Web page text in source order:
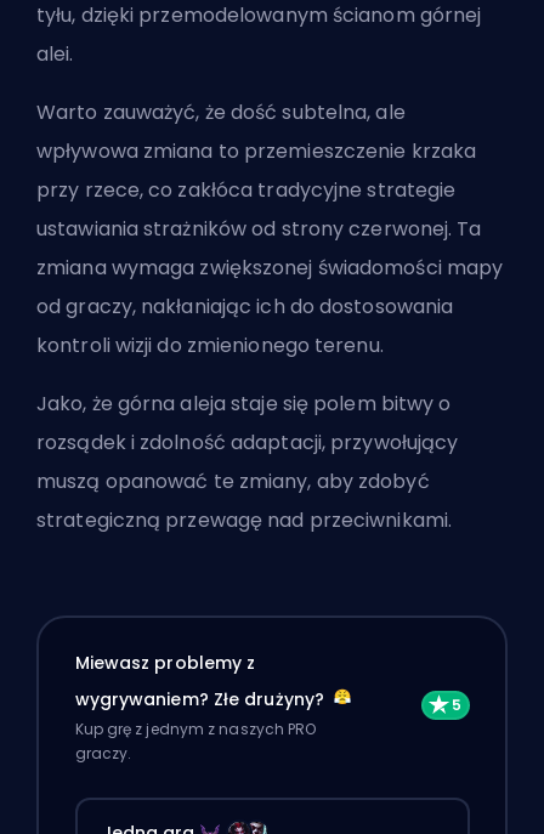
tyłu, dzięki przemodelowanym ścianom górnej
alei.
Warto zauważyć, że dość subtelna, ale
wpływowa zmiana to przemieszczenie krzaka
przy rzece, co zakłóca tradycyjne strategie
ustawiania strażników od strony czerwonej. Ta
zmiana wymaga zwiększonej świadomości mapy
od graczy, nakłaniając ich do dostosowania
kontroli wizji do zmienionego terenu.
Jako, że górna aleja staje się polem bitwy o
rozsądek i zdolność adaptacji, przywołujący
muszą opanować te zmiany, aby zdobyć
strategiczną przewagę nad przeciwnikami.
Miewasz problemy z
wygrywaniem? Złe drużyny?
Kup grę z jednym z naszych PRO
graczy.